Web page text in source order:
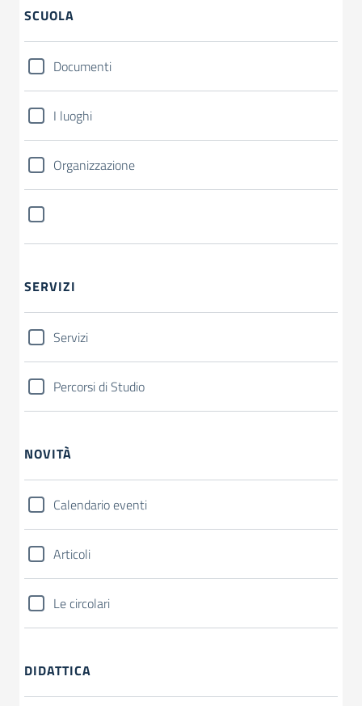
SCUOLA
Documenti
I luoghi
Organizzazione
SERVIZI
Servizi
Percorsi di Studio
NOVITÀ
Calendario eventi
Articoli
Le circolari
DIDATTICA